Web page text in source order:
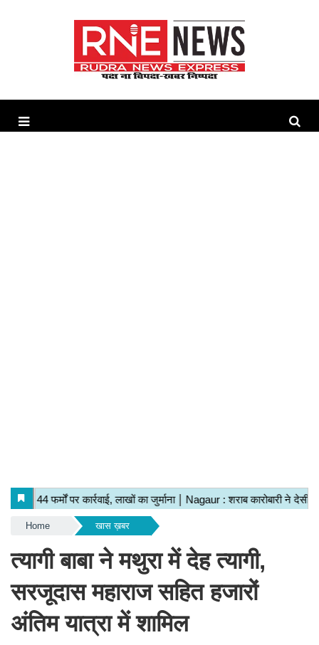
Home खास ख़बर
त्यागी बाबा ने मथुरा में देह त्यागी,
सरजूदास महाराज सहित हजारों
अंतिम यात्रा में शामिल